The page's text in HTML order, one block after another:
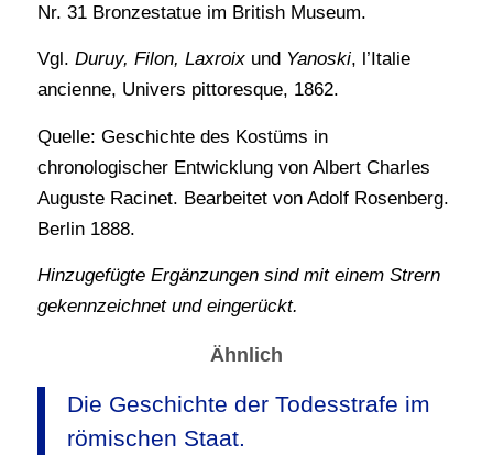
Nr. 31 Bronzestatue im British Museum.
Vgl. Duruy, Filon, Laxroixund Yanoski, l’Italie
ancienne, Univers pittoresque, 1862.
Quelle: Geschichte des Kostüms in
chronologischer Entwicklung von Albert Charles
Auguste Racinet. Bearbeitet von Adolf Rosenberg.
Berlin 1888.
Hinzugefügte Ergänzungen sind mit einem Strern
gekennzeichnet und eingerückt.
Ähnlich
Die Geschichte der Todesstrafe im
römischen Staat.